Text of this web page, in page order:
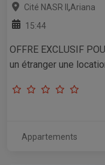
Cité NASR II ,Ariana
15:44
OFFRE EXCLUSIF
un étranger une
Appartements